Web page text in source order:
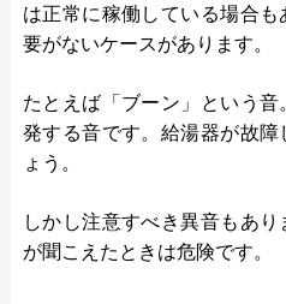
は正常に稼働している場合
要がないケースがあります。
たとえば「ブーン」という
発する音です。給湯器が故
ょう。
しかし注意すべき異音もあ
が聞こえたときは危険です。